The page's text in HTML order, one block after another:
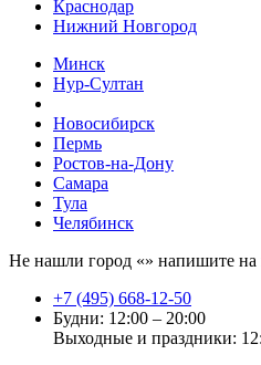
Краснодар
Нижний Новгород
Минск
Нур-Султан
Новосибирск
Пермь
Ростов-на-Дону
Самара
Тула
Челябинск
Не нашли город «» напишите на
+7 (495) 668-12-50
Будни: 12:00 – 20:00
Выходные и праздники: